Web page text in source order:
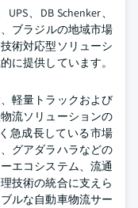
、DB Schenker、
ブラジルの地域市場
術対応型ソリューシ
に提供しています。
軽量トラックおよび
流ソリューションの
急成長している市場
グアダラハラなどの
エコシステム、流通
技術の統合に支えら
ルな自動車物流サー